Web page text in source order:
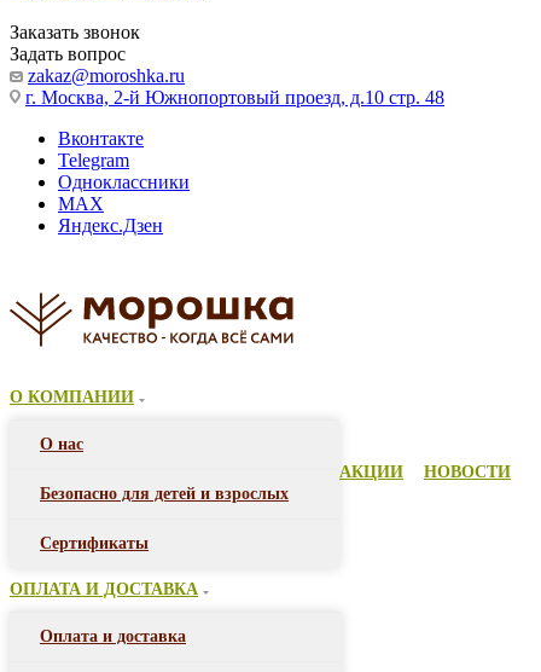
Заказать звонок
Задать вопрос
zakaz@moroshka.ru
г. Москва, 2-й Южнопортовый проезд, д.10 стр. 48
Вконтакте
Telegram
Одноклассники
MAX
Яндекс.Дзен
О КОМПАНИИ
О нас
Безопасно для детей и взрослых
Сертификаты
АКЦИИ НОВОСТИ
ОПЛАТА И ДОСТАВКА
Оплата и доставка